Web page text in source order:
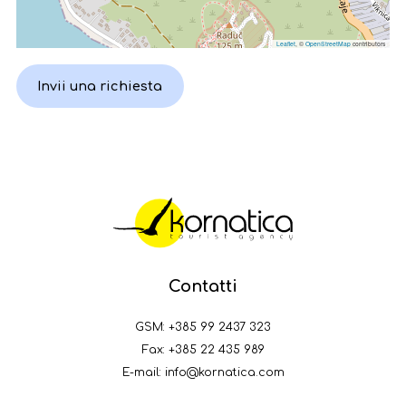
Leaflet , © OpenStreetMap contributors
Invii una richiesta
Contatti
GSM: +385 99 2437 323
Fax: +385 22 435 989
E-mail: info@kornatica.com